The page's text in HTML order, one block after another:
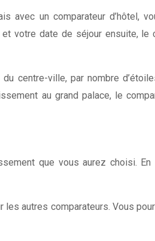
avec un comparateur d’hôtel,
votre date de séjour ensuite, le
centre-ville, par nombre
au grand palace, le
que vous aurez choisi.
les autres comparateurs. Vous